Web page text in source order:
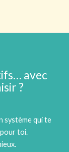
avec
?
système qui te
toi.